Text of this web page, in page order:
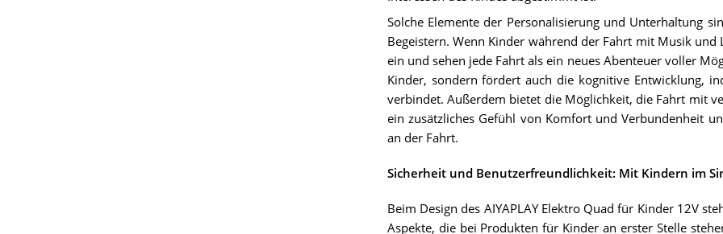
Solche Elemente der Personalisierung und Unterhaltung
Begeistern. Wenn Kinder während der Fahrt mit Musik
ein und sehen jede Fahrt als ein neues Abenteuer voller
Kinder, sondern fördert auch die kognitive Entwicklung,
verbindet. Außerdem bietet die Möglichkeit, die Fahrt mit
ein zusätzliches Gefühl von Komfort und Verbundenheit
an der Fahrt.
Sicherheit und Benutzerfreundlichkeit: Mit Kindern im
Beim Design des AIYAPLAY Elektro Quad für Kinder 12V
Aspekte, die bei Produkten für Kinder an erster Stelle